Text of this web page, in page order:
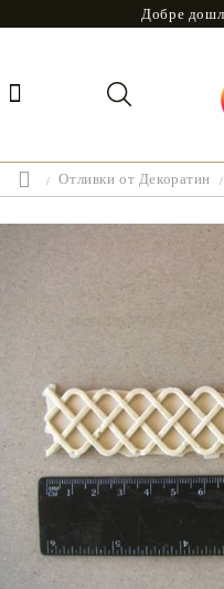
Добре
Отливки от Декоратин